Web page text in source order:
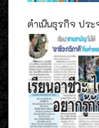
ดำเนินธุรกิจ ปร